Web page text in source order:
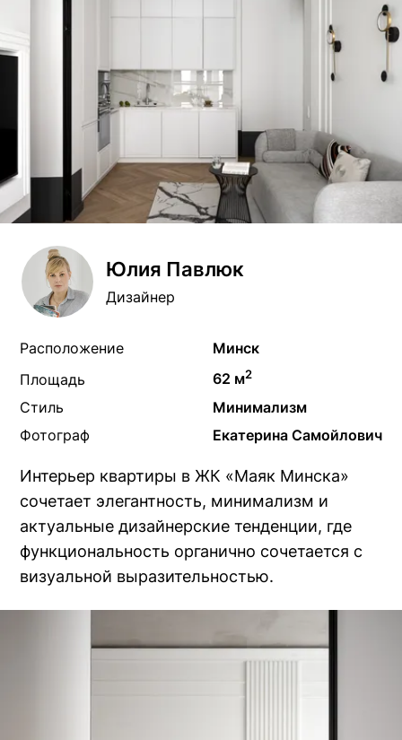
Юлия Павлюк
Дизайнер
Расположение
Минск
Площадь
62 м2
Стиль
Минимализм
Фотограф
Екатерина Самойлович
Интерьер квартиры в ЖК «Маяк Минска»
сочетает элегантность, минимализм и
актуальные дизайнерские тенденции, где
функциональность органично сочетается с
визуальной выразительностью.